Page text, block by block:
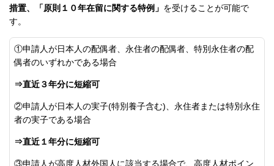
措置、「原則１０年在留に関する特例 」 を受けることが可能で
す。
①申請人が日本人の配偶者、永住者の配偶者、特別永住者の配
偶者のいずれかである場合
⇒直近３年分に短縮可
②申請人が日本人の実子(特別養子含む)、永住者または特別永住
者の実子である場合
⇒直近１年分に短縮可
③申請人が高度人材外国人に該当する場合で、高度人材ポイン